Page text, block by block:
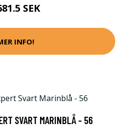
SEK
INFO!
SVART MARINBLÅ - 56